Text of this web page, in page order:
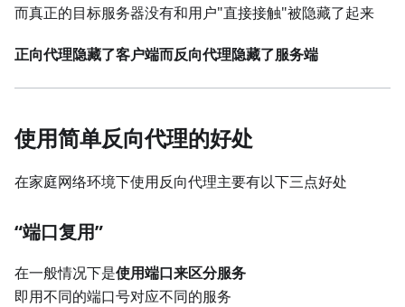
而真正的目标服务器没有和用户"直接接触"被隐藏了起来
正向代理隐藏了客户端而反向代理隐藏了服务端
使用简单反向代理的好处
在家庭网络环境下使用反向代理主要有以下三点好处
“端口复用”
在一般情况下是使用端口来区分服务
即用不同的端口号对应不同的服务